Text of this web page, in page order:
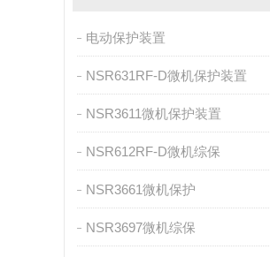
电动保护装置
NSR631RF-D微机保护装置
NSR3611微机保护装置
NSR612RF-D微机综保
NSR3661微机保护
NSR3697微机综保